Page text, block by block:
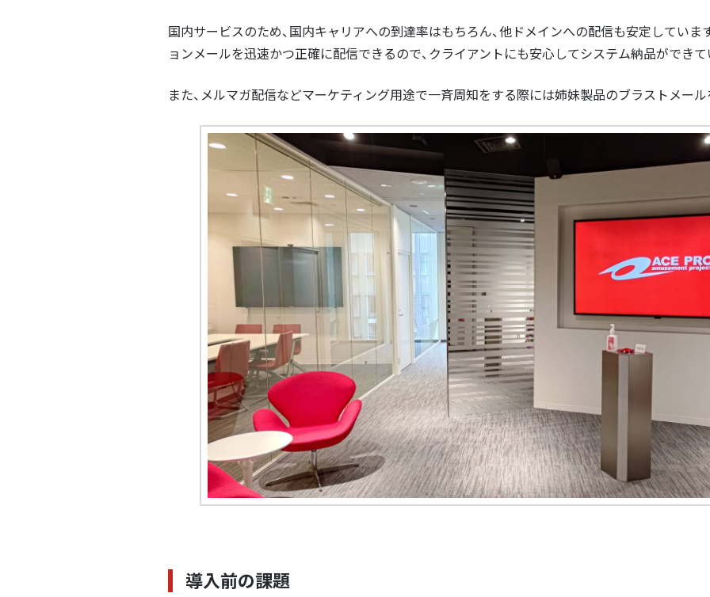
国内サービスのため、国内キャリアへの到達率はもちろん、他ドメインへの配信も安定してい
ョンメールを迅速かつ正確に配信できるので、クライアントにも安心してシステム納品ができて
また、メルマガ配信などマーケティング用途で一斉周知をする際には姉妹製品のブラストメー
導入前の課題